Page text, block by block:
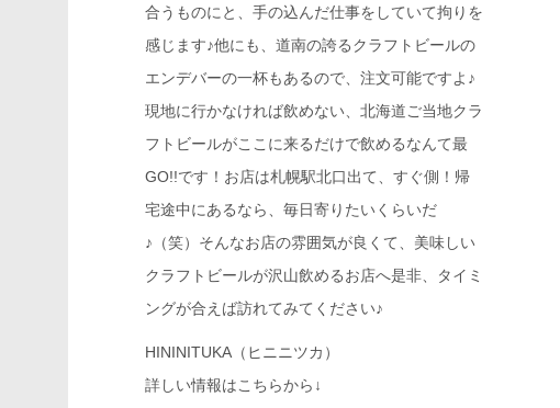
合うものにと、手の込んだ仕事をしていて拘りを
感じます♪他にも、道南の誇るクラフトビールの
エンデバーの一杯もあるので、注文可能ですよ♪
現地に行かなければ飲めない、北海道ご当地クラ
フトビールがここに来るだけで飲めるなんて最
GO!!です！お店は札幌駅北口出て、すぐ側！帰
宅途中にあるなら、毎日寄りたいくらいだ
♪（笑）そんなお店の雰囲気が良くて、美味しい
クラフトビールが沢山飲めるお店へ是非、タイミ
ングが合えば訪れてみてください♪
HININITUKA（ヒニニツカ）
詳しい情報はこちらから↓